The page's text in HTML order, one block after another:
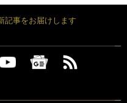
記事をお届けします